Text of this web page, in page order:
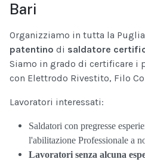
Bari
Organizziamo in tutta la
patentino di saldatore
Siamo in grado di certificare i
con Elettrodo Rivestito, Filo
Lavoratori interessati:
Saldatori con pregresse
l'abilitazione Professionale a
Lavoratori senza alcuna